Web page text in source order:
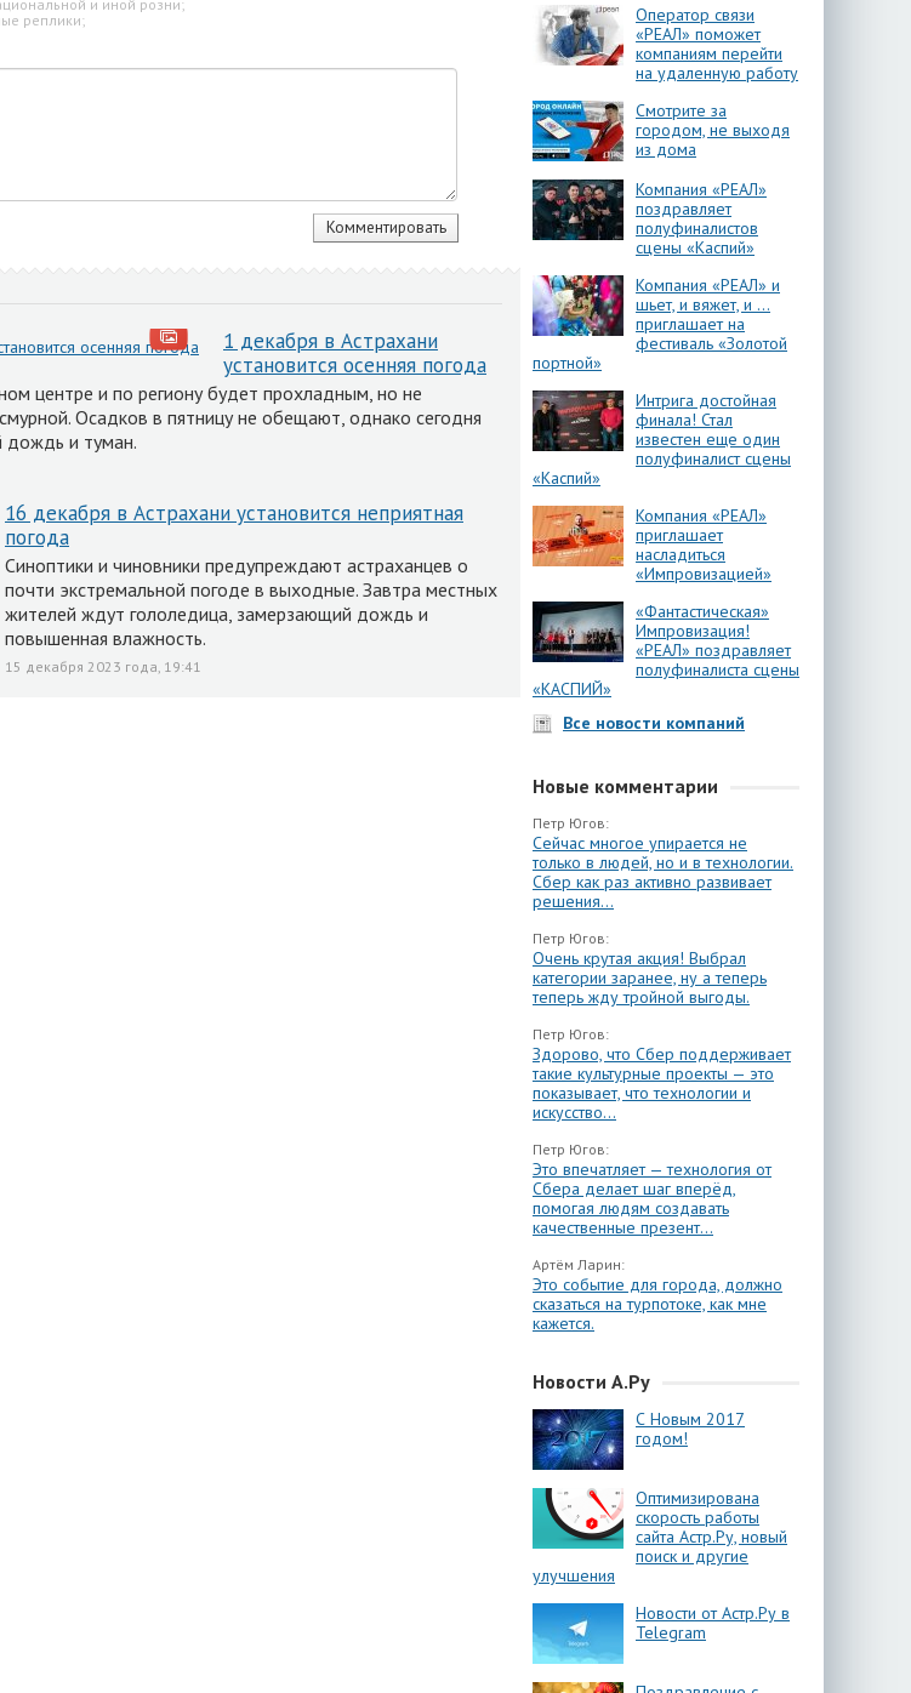
и иной розни;
реплики;
1 декабря в Астрахани
установится осенняя погода
центре и по региону будет прохладным, но не
Осадков в пятницу не обещают, однако сегодня
и туман.
16 декабря в Астрахани установится неприятная
погода
Синоптики и чиновники предупреждают астраханцев о
почти экстремальной погоде в выходные. Завтра местных
жителей ждут гололедица, замерзающий дождь и
повышенная влажность.
15 декабря 2023 года, 19:41
Оператор связи
«РЕАЛ» поможет
компаниям перейти
на удаленную работу
Смотрите за
городом, не выходя
из дома
Компания «РЕАЛ»
поздравляет
полуфиналистов
сцены «Каспий»
Компания «РЕАЛ» и
шьет, и вяжет, и …
приглашает на
фестиваль «Золотой
портной»
Интрига достойная
финала! Стал
известен еще один
полуфиналист сцены
«Каспий»
Компания «РЕАЛ»
приглашает
насладиться
«Импровизацией»
«Фантастическая»
Импровизация!
«РЕАЛ» поздравляет
полуфиналиста сцены
«КАСПИЙ»
Все новости компаний
Новые комментарии
Петр Югов:
Сейчас многое упирается не
только в людей, но и в технологии.
Сбер как раз активно развивает
решения...
Петр Югов:
Очень крутая акция! Выбрал
категории заранее, ну а теперь
теперь жду тройной выгоды.
Петр Югов:
Здорово, что Сбер поддерживает
такие культурные проекты — это
показывает, что технологии и
искусство...
Петр Югов:
Это впечатляет — технология от
Сбера делает шаг вперёд,
помогая людям создавать
качественные презент...
Артём Ларин:
Это событие для города, должно
сказаться на турпотоке, как мне
кажется.
Новости А.Ру
С Новым 2017
годом!
Оптимизирована
скорость работы
сайта Астр.Ру, новый
поиск и другие
улучшения
Новости от Астр.Ру в
Telegram